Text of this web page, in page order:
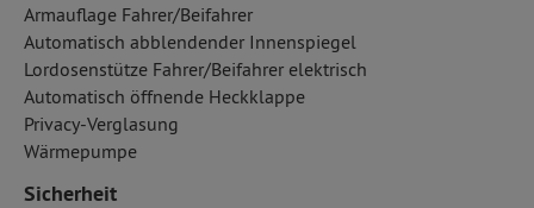
Armauflage Fahrer/Beifahrer
Automatisch abblendender Innenspiegel
Lordosenstütze Fahrer/Beifahrer elektrisch
Automatisch öffnende Heckklappe
Privacy-Verglasung
Wärmepumpe
Sicherheit